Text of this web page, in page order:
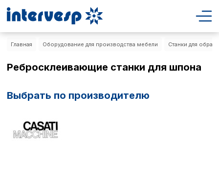
Главная Оборудование для производства мебели Станки для
Ребросклеивающие станки для шпона
Выбрать по производителю